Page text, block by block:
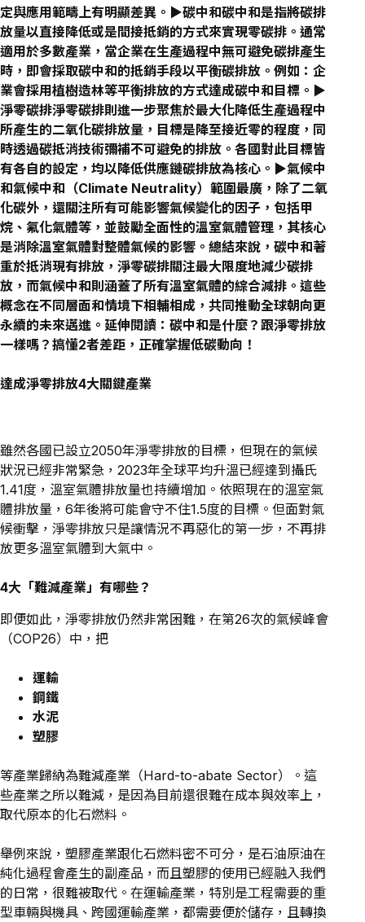
定與應用範疇上有明顯差異。▶碳中和碳中和是指將碳排
放量以直接降低或是間接抵銷的方式來實現零碳排。通常
適用於多數產業，當企業在生產過程中無可避免碳排產生
時，即會採取碳中和的抵銷手段以平衡碳排放。例如：企
業會採用植樹造林等平衡排放的方式達成碳中和目標。▶
淨零碳排淨零碳排則進一步聚焦於最大化降低生產過程中
所產生的二氧化碳排放量，目標是降至接近零的程度，同
時透過碳抵消技術彌補不可避免的排放。各國對此目標皆
有各自的設定，均以降低供應鏈碳排放為核心。▶氣候中
和氣候中和（Climate Neutrality）範圍最廣，除了二氧
化碳外，還關注所有可能影響氣候變化的因子，包括甲
烷、氟化氣體等，並鼓勵全面性的溫室氣體管理，其核心
是消除溫室氣體對整體氣候的影響。總結來說，碳中和著
重於抵消現有排放，淨零碳排關注最大限度地減少碳排
放，而氣候中和則涵蓋了所有溫室氣體的綜合減排。這些
概念在不同層面和情境下相輔相成，共同推動全球朝向更
永續的未來邁進。延伸閱讀： 碳中和是什麼？跟淨零排放
一樣嗎？搞懂2者差距，正確掌握低碳動向！
達成淨零排放4大關鍵產業
雖然各國已設立2050年淨零排放的目標，但現在的氣候
狀況已經非常緊急，2023年全球平均升溫已經達到攝氏
1.41度，溫室氣體排放量也持續增加。依照現在的溫室氣
體排放量，6年後將可能會守不住1.5度的目標。但面對氣
候衝擊，淨零排放只是讓情況不再惡化的第一步，不再排
放更多溫室氣體到大氣中。
4大「難減產業」有哪些？
即便如此，淨零排放仍然非常困難，在第26次的氣候峰會
（COP26）中，把
運輸
鋼鐵
水泥
塑膠
等產業歸納為難減產業（Hard-to-abate Sector）。這
些產業之所以難減，是因為目前還很難在成本與效率上，
取代原本的化石燃料。
舉例來說，塑膠產業跟化石燃料密不可分，是石油原油在
純化過程會產生的副產品，而且塑膠的使用已經融入我們
的日常，很難被取代。在運輸產業，特別是工程需要的重
型車輛與機具、跨國運輸產業，都需要便於儲存，且轉換